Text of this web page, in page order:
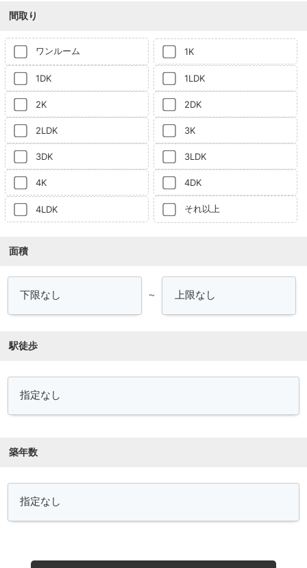
間取り
ワンルーム 1K
1DK 1LDK
2K 2DK
2LDK 3K
3DK 3LDK
4K 4DK
4LDK それ以上
面積
～
駅徒歩
築年数